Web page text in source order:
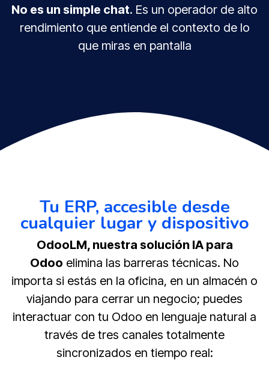
No es un simple chat. Es un operador de alto
rendimiento que entiende el contexto de lo
que miras en pantalla
Tu ERP, accesible desde
cualquier lugar y dispositivo
OdooLM, nuestra solución IA para
Odoo elimina las barreras técnicas. No
importa si estás en la oficina, en un almacén o
viajando para cerrar un negocio; puedes
interactuar con tu Odoo en lenguaje natural a
través de tres canales totalmente
sincronizados en tiempo real: